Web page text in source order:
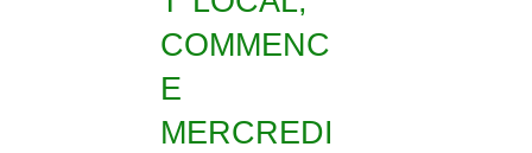
COMMENC
E
MERCREDI